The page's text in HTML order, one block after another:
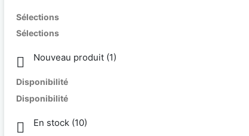
Sélections
Sélections
 Nouveau produit (1)
Disponibilité
Disponibilité
 En stock (10)